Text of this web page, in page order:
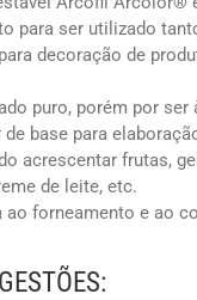
para ser utilizado
decoração de
puro, porém por ser
base para
acrescentar frutas,
de leite, etc.
ao forneamento e ao